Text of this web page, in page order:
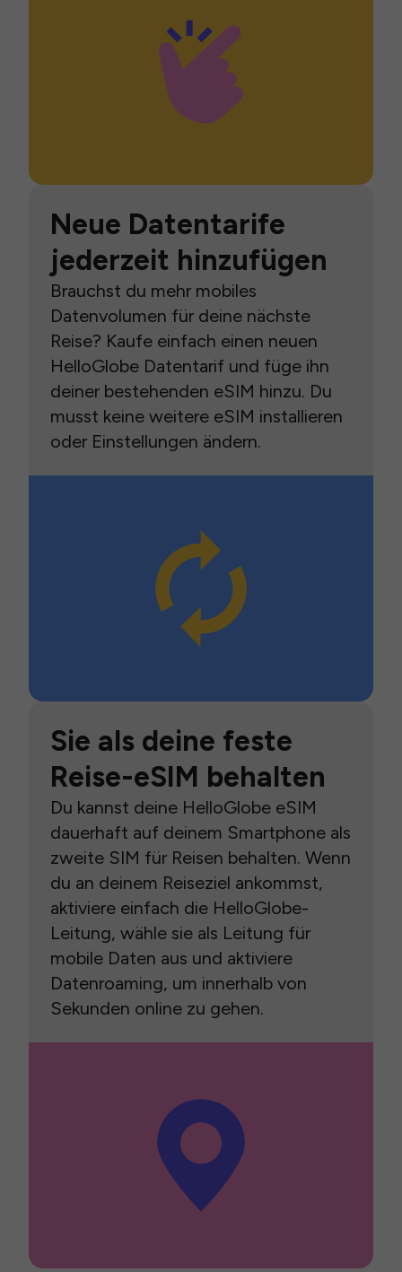
Neue Datentarife
jederzeit hinzufügen
Brauchst du mehr mobiles
Datenvolumen für deine nächste
Reise? Kaufe einfach einen neuen
HelloGlobe Datentarif und füge ihn
deiner bestehenden eSIM hinzu. Du
musst keine weitere eSIM installieren
oder Einstellungen ändern.
Sie als deine feste
Reise-eSIM behalten
Du kannst deine HelloGlobe eSIM
dauerhaft auf deinem Smartphone als
zweite SIM für Reisen behalten. Wenn
du an deinem Reiseziel ankommst,
aktiviere einfach die HelloGlobe-
Leitung, wähle sie als Leitung für
mobile Daten aus und aktiviere
Datenroaming, um innerhalb von
Sekunden online zu gehen.